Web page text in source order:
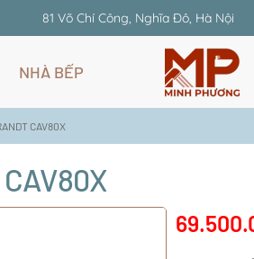
81 Võ Chí Công, Nghĩa Đô, Hà Nội
NHÀ BẾP
CAV80X